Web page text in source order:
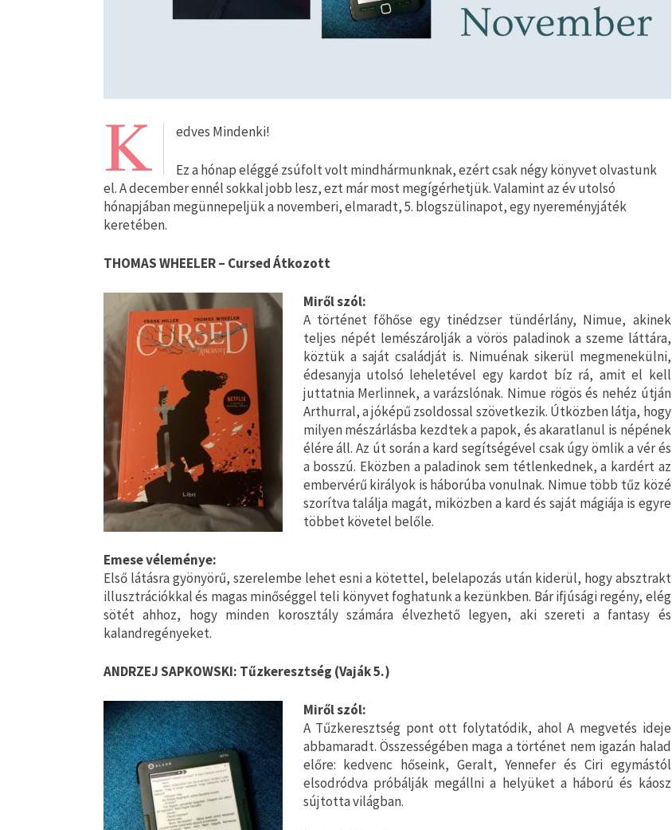
K edves Mindenki!
Ez a hónap eléggé zsúfolt volt mindhármunknak, ezért csak négy könyvet olvastunk
el. A december ennél sokkal jobb lesz, ezt már most megígérhetjük. Valamint az év utolsó
hónapjában megünnepeljük a novemberi, elmaradt, 5. blogszülinapot, egy nyereményjáték
keretében.
THOMAS WHEELER – Cursed Átkozott
Miről szól:
A történet főhőse egy tinédzser tündérlány, Nimue, akinek
teljes népét lemészárolják a vörös paladinok a szeme láttára,
köztük a saját családját is. Nimuénak sikerül megmenekülni,
édesanyja utolsó leheletével egy kardot bíz rá, amit el kell
juttatnia Merlinnek, a varázslónak. Nimue rögös és nehéz útján
Arthurral, a jóképű zsoldossal szövetkezik. Útközben látja, hogy
milyen mészárlásba kezdtek a papok, és akaratlanul is népének
élére áll. Az út során a kard segítségével csak úgy ömlik a vér és
a bosszú. Eközben a paladinok sem tétlenkednek, a kardért az
embervérű királyok is háborúba vonulnak. Nimue több tűz közé
szorítva találja magát, miközben a kard és saját mágiája is egyre
többet követel belőle.
Emese véleménye:
Első látásra gyönyörű, szerelembe lehet esni a kötettel, belelapozás után kiderül, hogy absztrakt
illusztrációkkal és magas minőséggel teli könyvet foghatunk a kezünkben. Bár ifjúsági regény, elég
sötét ahhoz, hogy minden korosztály számára élvezhető legyen, aki szereti a fantasy és
kalandregényeket.
ANDRZEJ SAPKOWSKI: Tűzkeresztség (Vaják 5.)
Miről szól:
A Tűzkeresztség pont ott folytatódik, ahol A megvetés ideje
abbamaradt. Összességében maga a történet nem igazán halad
előre: kedvenc hőseink, Geralt, Yennefer és Ciri egymástól
elsodródva próbálják megállni a helyüket a háború és káosz
sújtotta világban.